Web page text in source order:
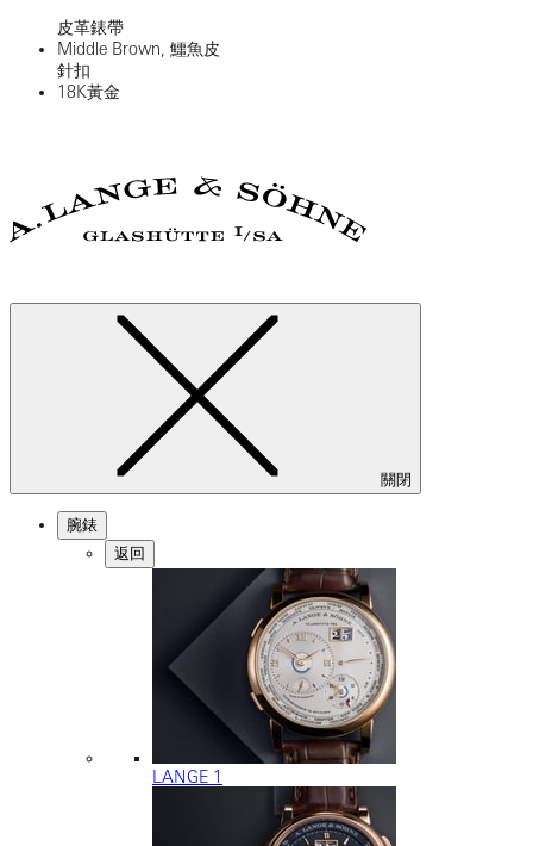
皮革錶帶
Middle Brown, 鱷魚皮
針扣
18K黃金
關閉
腕錶
返回
LANGE 1